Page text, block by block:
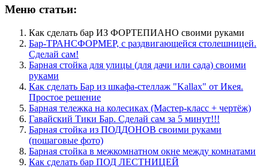
Меню статьи:
Как сделать бар ИЗ ФОРТЕПИАНО своими руками
Бар-ТРАНСФОРМЕР, с раздвигающейся столешницей.
Сделай сам!
Барная стойка для улицы (для дачи или сада) своими
руками
Как сделать Бар из шкафа-стеллаж "Kallax" от Икея.
Простое решение
Барная тележка на колесиках (Мастер-класс + чертёж)
Гавайский Тики Бар. Сделай сам за 5 минут!!!
Барная стойка из ПОДДОНОВ своими руками
(пошаговые фото)
Барная стойка в межкомнатном окне между комнатами
Как сделать бар ПОД ЛЕСТНИЦЕЙ